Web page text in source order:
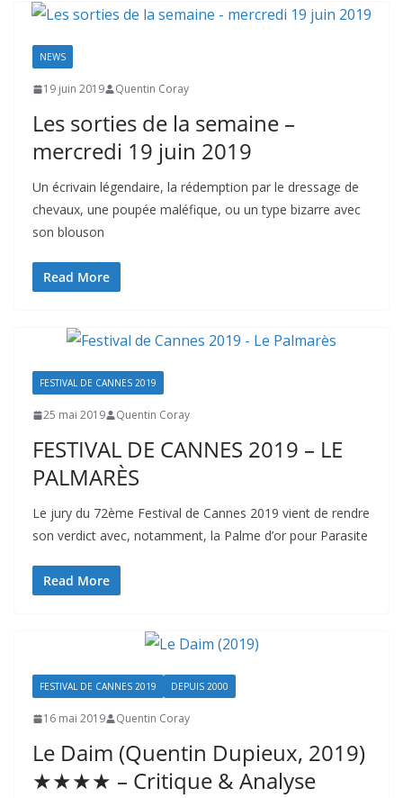
NEWS
19 juin 2019 Quentin Coray
Les sorties de la semaine –
mercredi 19 juin 2019
Un écrivain légendaire, la rédemption par le dressage de
chevaux, une poupée maléfique, ou un type bizarre avec
son blouson
Read More
FESTIVAL DE CANNES 2019
25 mai 2019 Quentin Coray
FESTIVAL DE CANNES 2019 – LE
PALMARÈS
Le jury du 72ème Festival de Cannes 2019 vient de rendre
son verdict avec, notamment, la Palme d’or pour Parasite
Read More
FESTIVAL DE CANNES 2019 DEPUIS 2000
16 mai 2019 Quentin Coray
Le Daim (Quentin Dupieux, 2019)
★★★★ – Critique & Analyse